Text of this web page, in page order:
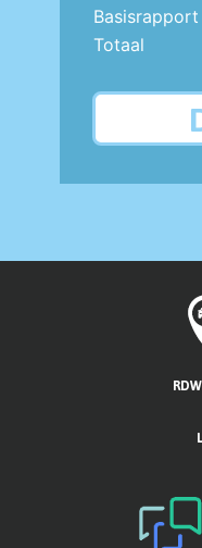
Basisrapport
Totaal